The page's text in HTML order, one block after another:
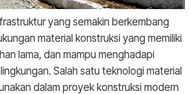
yang semakin berkembang
material konstruksi yang memiliki
lama, dan mampu menghadapi
Salah satu teknologi material
dalam proyek konstruksi modern